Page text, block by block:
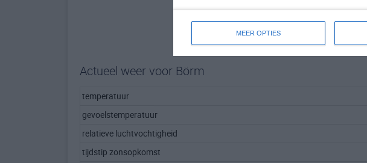
MEER OPTIES
Actueel weer voor Börm
temperatuur
gevoelstemperatuur
relatieve luchtvochtigheid
tijdstip zonsopkomst